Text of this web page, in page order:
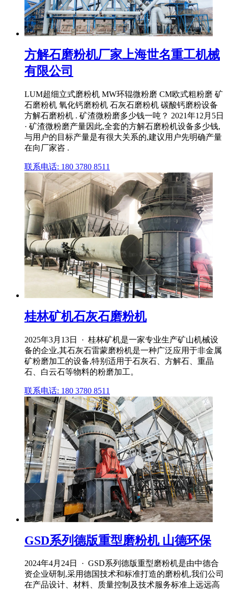
方解石磨粉机厂家上海世名重工机械
有限公司
LUM超细立式磨粉机 MW环辊微粉磨 CM欧式粗粉磨 矿
石磨粉机 氧化钙磨粉机 石灰石磨粉机 碳酸钙磨粉设备
方解石磨粉机 . 矿渣微粉磨多少钱一吨？ 2021年12月5日
· 矿渣微粉磨产量因此,全套的方解石磨粉机设备多少钱,
与用户的目标产量是有很大关系的,建议用户先明确产量
在向厂家咨 .
联系电话: 180 3780 8511
桂林矿机石灰石磨粉机
2025年3月13日 · 桂林矿机是一家专业生产矿山机械设
备的企业,其石灰石雷蒙磨粉机是一种广泛应用于非金属
矿粉磨加工的设备,特别适用于石灰石、方解石、重晶
石、白云石等物料的粉磨加工。
联系电话: 180 3780 8511
GSD系列德版重型磨粉机 山德环保
2024年4月24日 · GSD系列德版重型磨粉机是由中德合
资企业研制,采用德国技术和标准打造的磨粉机,我们公司
在产品设计、材料、质量控制及技术服务标准上远远高